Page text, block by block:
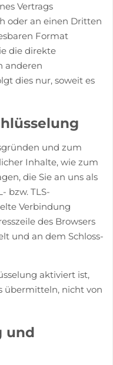
Vertrags
oder an einen Dritten
Format
die direkte
anderen
dies nur, soweit es
und zum
Inhalte, wie zum
die Sie an uns als
bzw. TLS-
Verbindung
des Browsers
und an dem Schloss-
aktiviert ist,
übermitteln, nicht von
und